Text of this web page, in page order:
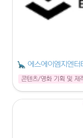
에스에이엠지엔터
콘텐츠/영화 기획 및 제